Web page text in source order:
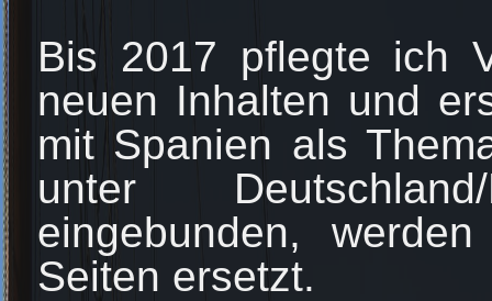
Bis 2017 pflegte ich
neuen Inhalten und
mit Spanien als
unter
eingebunden,
Seiten ersetzt.